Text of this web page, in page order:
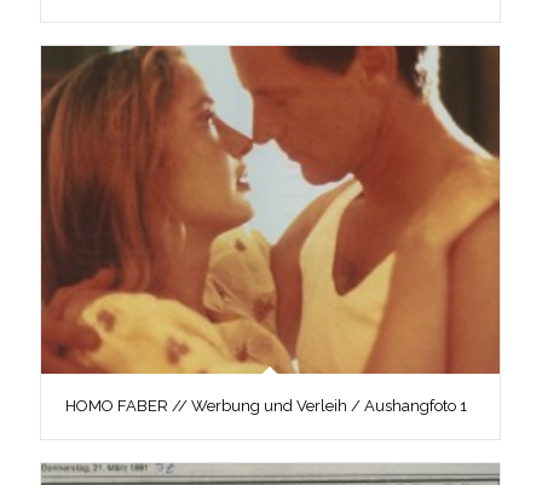
HOMO FABER // Werbung und Verleih / Aushangfoto 1